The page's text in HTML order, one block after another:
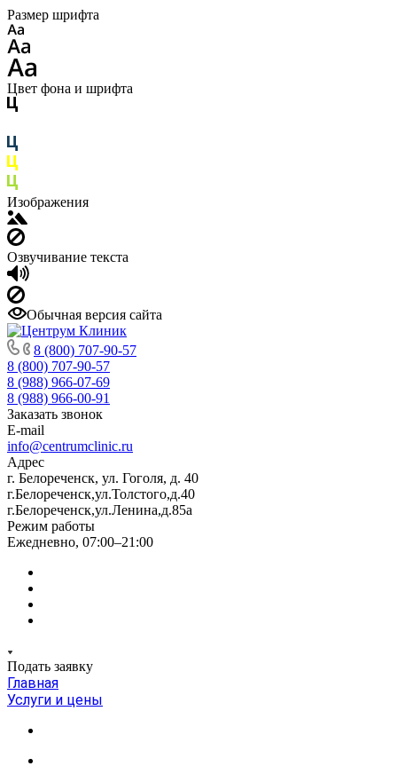
Размер шрифта
Цвет фона и шрифта
Изображения
Озвучивание текста
Обычная версия сайта
8 (800) 707-90-57
8 (800) 707-90-57
8 (988) 966-07-69
8 (988) 966-00-91
Заказать звонок
E-mail
info@centrumclinic.ru
Адрес
г. Белореченск, ул. Гоголя, д. 40
г.Белореченск,ул.Толстого,д.40
г.Белореченск,ул.Ленина,д.85а
Режим работы
Ежедневно, 07:00–21:00
Подать заявку
Главная
Услуги и цены